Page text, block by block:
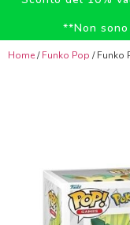
**Non
Home/Funko Pop / Funko